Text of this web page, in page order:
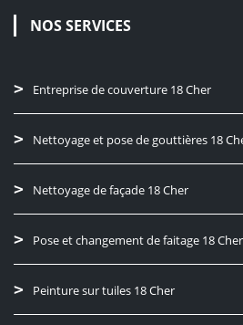
NOS SERVICES
Entreprise de couverture 18 Cher
Nettoyage et pose de gouttières 18
Nettoyage de façade 18 Cher
Pose et changement de faitage 18 Cher
Peinture sur tuiles 18 Cher